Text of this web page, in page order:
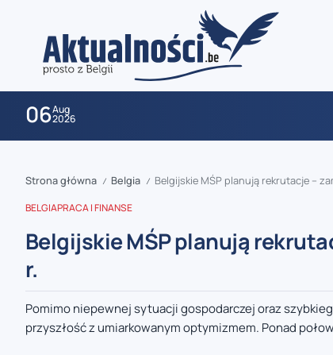
06Aug
2026
zaobserwuj nas
Strona główna / Belgia / Belgijskie MŚP planują rekrutacje –
BELGIAPRACA I FINANSE
Belgijskie MŚP planują
r.
Pomimo niepewnej sytuacji gospodarczej oraz
przyszłość z umiarkowanym optymizmem. Ponad